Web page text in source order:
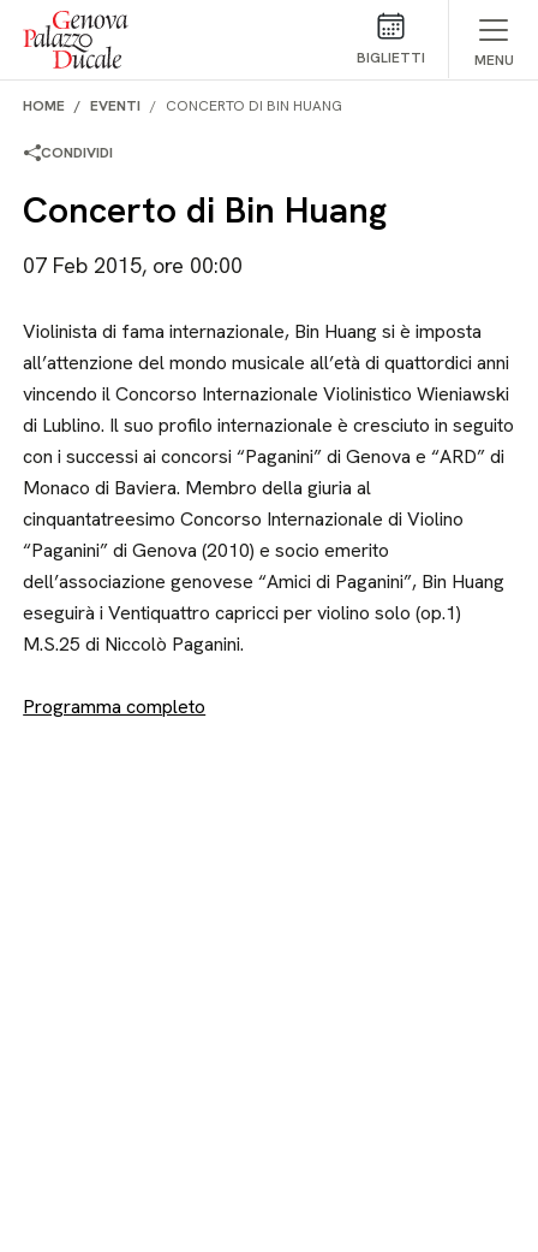
Salta al contenuto
BIGLIETTI MENU
HOME EVENTI CONCERTO DI BIN HUANG
CONDIVIDI
Concerto di Bin Huang
07 Feb 2015, ore 00:00
Violinista di fama internazionale, Bin Huang si è imposta
all’attenzione del mondo musicale all’età di quattordici anni
vincendo il Concorso Internazionale Violinistico Wieniawski
di Lublino. Il suo profilo internazionale è cresciuto in seguito
con i successi ai concorsi “Paganini” di Genova e “ARD” di
Monaco di Baviera. Membro della giuria al
cinquantatreesimo Concorso Internazionale di Violino
“Paganini” di Genova (2010) e socio emerito
dell’associazione genovese “Amici di Paganini”, Bin Huang
eseguirà i Ventiquattro capricci per violino solo (op.1)
M.S.25 di Niccolò Paganini.
Programma completo